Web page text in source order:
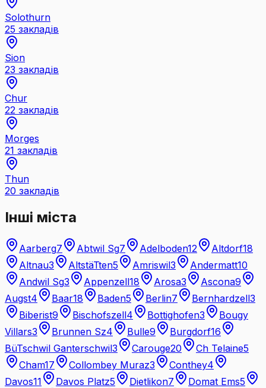
Solothurn
25 закладів
Sion
23 закладів
Chur
22 закладів
Morges
21 закладів
Thun
20 закладів
Інші міста
Aarberg7 Abtwil Sg7 Adelboden12 Altdorf18
Altnau3 AltstäTten5 Amriswil3 Andermatt10
Andwil Sg3 Appenzell18 Arosa3 Ascona9
Augst4 Baar18 Baden5 Berlin7 Bernhardzell3
Biberist9 Bischofszell4 Bottighofen3
Bougy
Villars3 Brunnen Sz4 Bulle9 Burgdorf16
BüTschwil Ganterschwil3 Carouge20 Ch Telaine5
Cham17 Collombey Muraz3 Conthey4
Davos11 Davos Platz5 Dietlikon7 Domat Ems5